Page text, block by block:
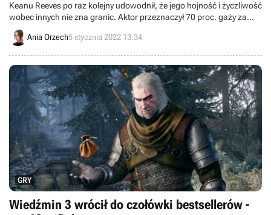
Keanu Reeves po raz kolejny udowodnił, że jego hojność i życzliwość
wobec innych nie zna granic. Aktor przeznaczył 70 proc. gaży za
film Matrix na badania i leczenie nowotworów krwi.
Ania Orzech5 stycznia 2022 13:34
GRY
Wiedźmin 3 wrócił do czołówki bestsellerów -